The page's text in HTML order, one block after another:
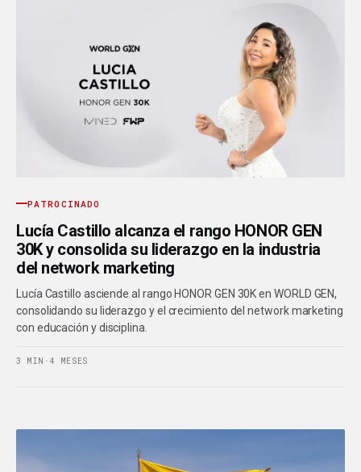
PATROCINADO
Lucía Castillo alcanza el rango HONOR GEN
30K y consolida su liderazgo en la industria
del network marketing
Lucía Castillo asciende al rango HONOR GEN 30K en WORLD GEN,
consolidando su liderazgo y el crecimiento del network marketing
con educación y disciplina.
3 MIN · 4 MESES